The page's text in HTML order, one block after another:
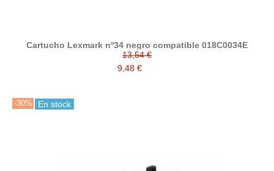
Cartucho Lexmark nº34 negro compatible 018C0034E
13,54 €
9,48 €
-30% En stock